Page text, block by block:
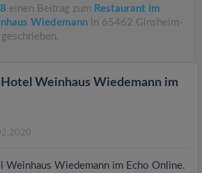
einen Beitrag zum Restaurant im
Wiedemann in 65462 Ginsheim-
Weinhaus Wiedemann im
Weinhaus Wiedemann im Echo Online.